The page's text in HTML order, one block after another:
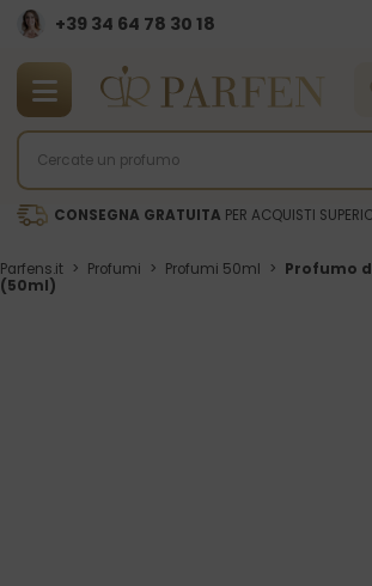
+39 34 64 78 30 18
CONSEGNA GRATUITA PER ACQUISTI
Parfens.it > Profumi > Profumi 50ml > Profumo
(50ml)